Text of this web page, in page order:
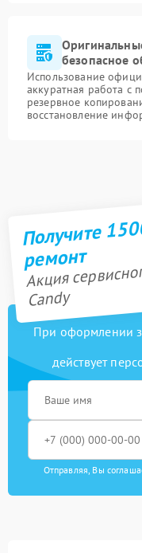
безопасное
Использование
аккуратная работа с
резервное
восстановление
Получите
ремонт
Акция
Candy
При оформлении
действует
Отправляя, Вы